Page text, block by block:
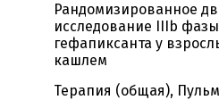
Рандомизированное
исследование IIIb
гефапиксанта у
кашлем
Терапия (общая),